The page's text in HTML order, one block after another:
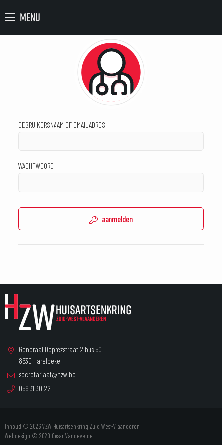
MENU
GEBRUIKERSNAAM OF EMAILADRES
WACHTWOORD
aanmelden
Generaal Deprezstraat 2 bus 50
8530 Harelbeke
secretariaat@hzw.be
056 31 30 22
Inhoud © 2026 VZW Huisartsenkring Zuid West-Vlaanderen
Webdesign © 2020 Cesar Vandevelde